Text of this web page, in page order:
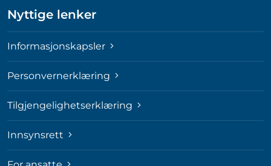
Nyttige lenker
Informasjonskapsler
Personvernerklæring
Tilgjengelighetserklæring
Innsynsrett